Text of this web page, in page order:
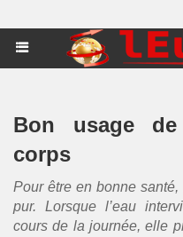
Bon usage
corps
Pour être en bonne
pur. Lorsque l’eau
cours de la journée, elle